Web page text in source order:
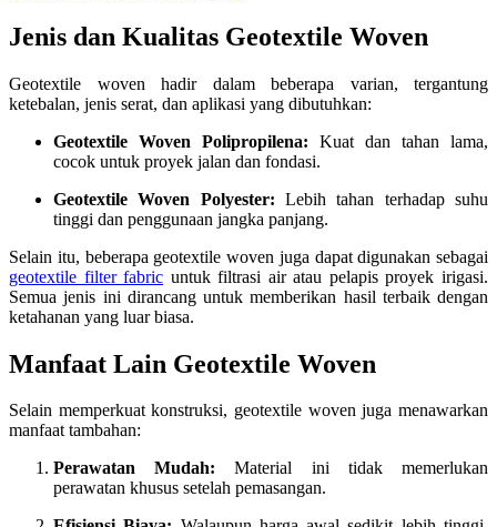
Jenis dan Kualitas Geotextile Woven
Geotextile woven hadir dalam beberapa varian, tergantung
ketebalan, jenis serat, dan aplikasi yang dibutuhkan:
Geotextile Woven Polipropilena: Kuat dan tahan lama,
cocok untuk proyek jalan dan fondasi.
Geotextile Woven Polyester: Lebih tahan terhadap suhu
tinggi dan penggunaan jangka panjang.
Selain itu, beberapa geotextile woven juga dapat digunakan sebagai
geotextile filter fabric untuk filtrasi air atau pelapis proyek irigasi.
Semua jenis ini dirancang untuk memberikan hasil terbaik dengan
ketahanan yang luar biasa.
Manfaat Lain Geotextile Woven
Selain memperkuat konstruksi, geotextile woven juga menawarkan
manfaat tambahan:
Perawatan Mudah: Material ini tidak memerlukan
perawatan khusus setelah pemasangan.